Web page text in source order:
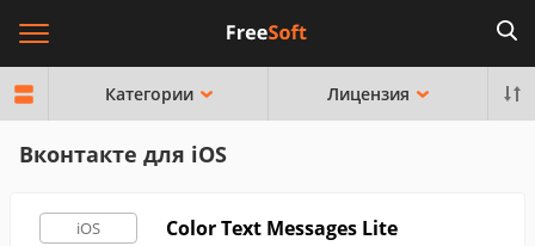
Категории Лицензия
Вконтакте для iOS
iOS Color Text Messages Lite